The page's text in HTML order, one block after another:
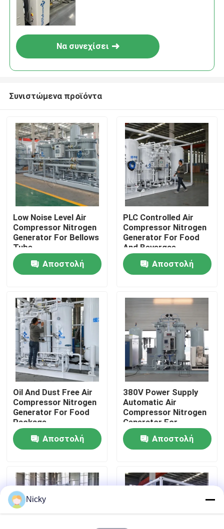
Σπίτι
Προϊόντα
Σχετικά με εμάς
Επισκεψή εργοστασίου
Έλεγχος ποιότητας
Επικοινωνήστε μαζί μας
Ειδήσεις
Παραγωγοί αζώτου PSA
Να συνεχίσει
Συνιστώμενα προϊόντα
Low Noise Level Air
Compressor Nitrogen
Generator For Bellows
Tube
Αποστολή
PLC Controlled Air
Compressor Nitrogen
Generator For Food
And Bevergae
Αποστολή
Oil And Dust Free Air
Compressor Nitrogen
Generator For Food
Package
Αποστολή
380V Power Supply
Automatic Air
Compressor Nitrogen
Generator For
Beverage Filling
Αποστολή
Nicky